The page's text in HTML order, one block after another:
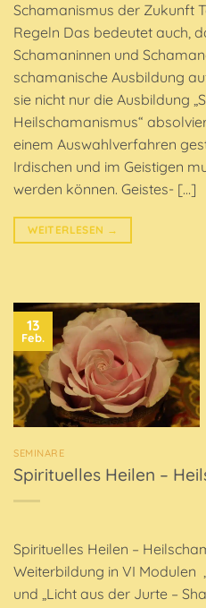
Schamanismus der Zukunft
Regeln Das bedeutet auch,
Schamaninnen und
schamanische Ausbildung
sie nicht nur die Ausbildung
Heilschamanismus“
einem Auswahlverfahren
Irdischen und im Geistigen
werden können. Geistes- […]
WEITERLESEN →
13
Feb.
SEMINARE
Spirituelles Heilen –
Spirituelles Heilen –
Weiterbildung in VI Modulen
und „Licht aus der Jurte –